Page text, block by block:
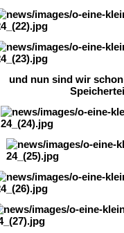
nun sind wir schon